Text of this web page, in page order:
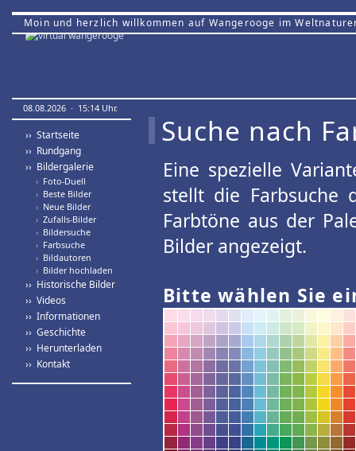
Moin und herzlich willkommen auf Wangerooge im
08.08.2026 · 15:14 Uhr.
›› Startseite
›› Rundgang
›› Bildergalerie
› Foto-Duell
› Beste Bilder
› Neue Bilder
› Zufalls-Bilder
› Bildersuche
› Farbsuche
› Bildautoren
› Bilder hochladen
›› Historische Bilder
›› Videos
›› Informationen
›› Geschichte
›› Herunterladen
›› Kontakt
Suche nach
Eine spezielle
stellt die Farbsuche
Farbtöne aus der
Bilder angezeigt.
Bitte wählen Sie